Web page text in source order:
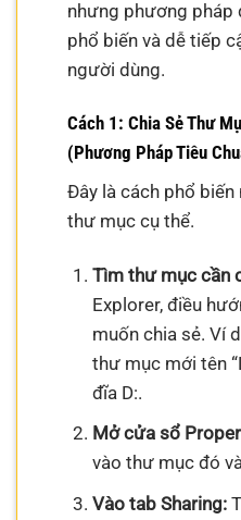
nhưng phương pháp
phổ biến và dễ tiếp
người dùng.
Cách 1: Chia Sẻ Thư
(Phương Pháp Tiêu
Đây là cách phổ
thư mục cụ thể.
Tìm thư mục cần
Explorer, điều
muốn chia sẻ. Ví
thư mục mới tên
đĩa D:.
Mở cửa sổ
vào thư mục đó
Vào tab Sharing: